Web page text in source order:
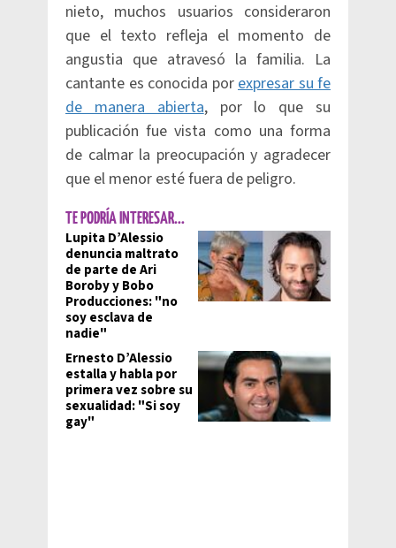
nieto, muchos usuarios consideraron
que el texto refleja el momento de
angustia que atravesó la familia. La
cantante es conocida porexpresar su fe
de manera abierta, por lo que su
publicación fue vista como una forma
de calmar la preocupación y agradecer
que el menor esté fuera de peligro.
TE PODRÍA INTERESAR...
Lupita D’Alessio
denuncia maltrato
de parte de Ari
Boroby y Bobo
Producciones: "no
soy esclava de
nadie"
Ernesto D’Alessio
estalla y habla por
primera vez sobre su
sexualidad: "Si soy
gay"